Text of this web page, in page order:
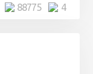
4
88775